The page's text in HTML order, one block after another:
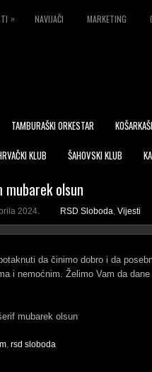
» NAVIJAČI MARKETING
TAMBURAŠKI ORKESTAR
KLUB ŠAHOVSKI KLUB
mubarek olsun
2024. RSD Sloboda, Vijesti
da činimo dobro i da
i nemoćnim. Želimo Vam da
mubarek olsun
, rsd sloboda